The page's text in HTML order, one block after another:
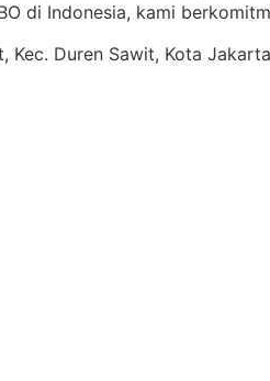
di Indonesia, kami
Kec. Duren Sawit, Kota